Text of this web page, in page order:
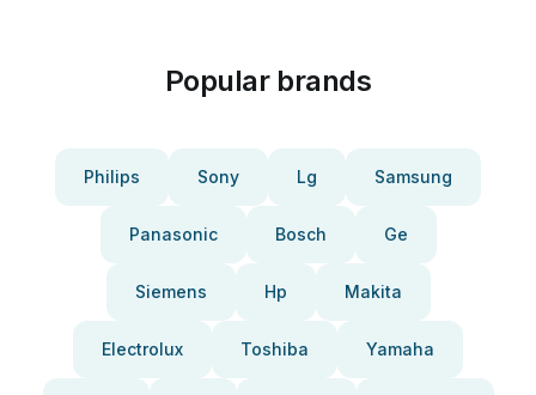
Popular brands
Philips Sony Lg Samsung
Panasonic Bosch Ge
Siemens Hp Makita
Electrolux Toshiba Yamaha